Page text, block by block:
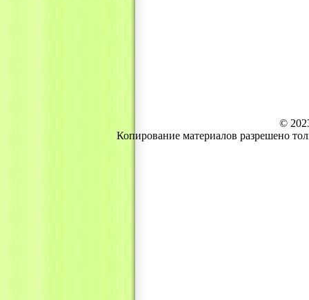
©
Копирование материалов разрешено